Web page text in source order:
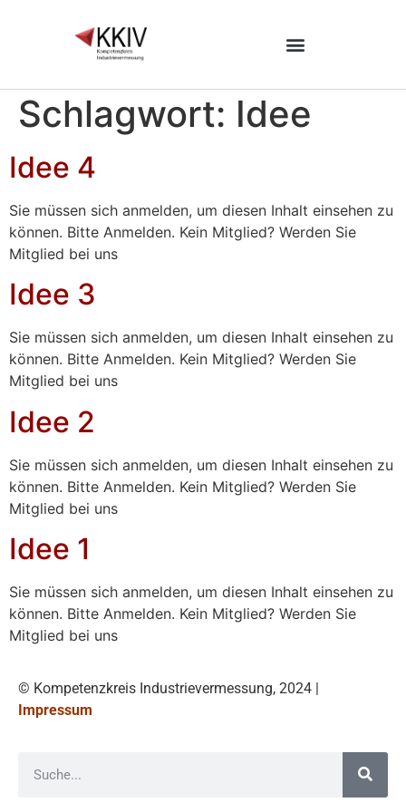
Schlagwort: Idee
Idee 4
Sie müssen sich anmelden, um diesen Inhalt einsehen zu
können. Bitte Anmelden. Kein Mitglied? Werden Sie
Mitglied bei uns
Idee 3
Sie müssen sich anmelden, um diesen Inhalt einsehen zu
können. Bitte Anmelden. Kein Mitglied? Werden Sie
Mitglied bei uns
Idee 2
Sie müssen sich anmelden, um diesen Inhalt einsehen zu
können. Bitte Anmelden. Kein Mitglied? Werden Sie
Mitglied bei uns
Idee 1
Sie müssen sich anmelden, um diesen Inhalt einsehen zu
können. Bitte Anmelden. Kein Mitglied? Werden Sie
Mitglied bei uns
© Kompetenzkreis Industrievermessung, 2024 |
Impressum